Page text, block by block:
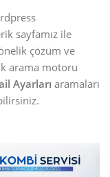
sayfamız ile
çözüm ve
arama motoru
Ayarları aramaları